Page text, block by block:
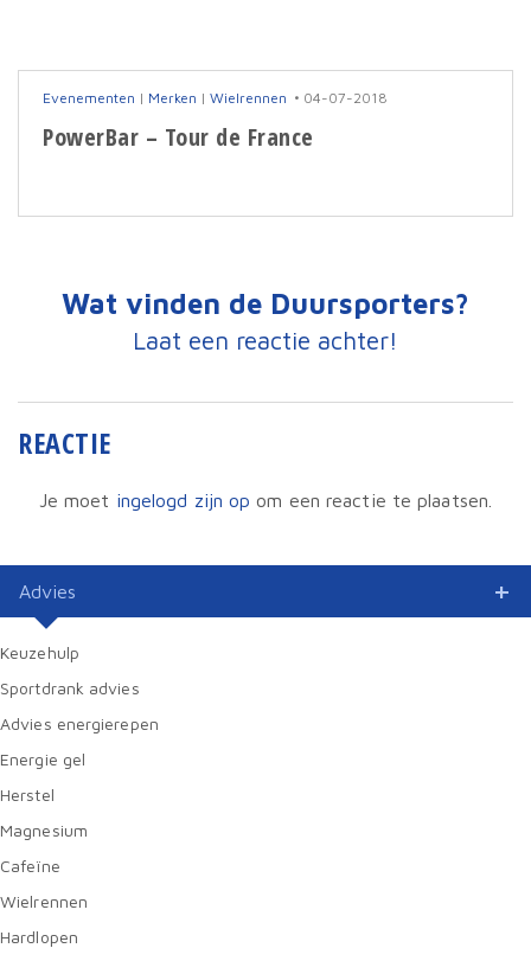
Evenementen | Merken | Wielrennen 04-07-2018
PowerBar – Tour de France
Wat vinden de Duursporters?
Laat een reactie achter!
REACTIE
Je moet ingelogd zijn op om een reactie te plaatsen.
Advies
Keuzehulp
Sportdrank advies
Advies energierepen
Energie gel
Herstel
Magnesium
Cafeïne
Wielrennen
Hardlopen